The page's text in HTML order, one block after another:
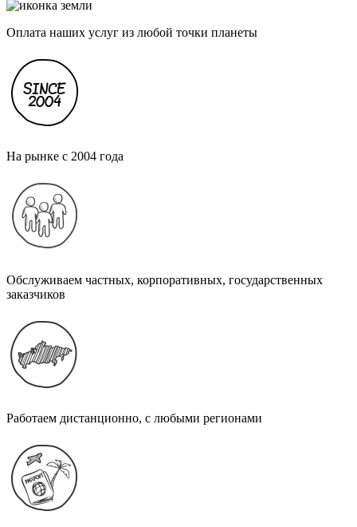
Оплата наших услуг из любой точки планеты
На рынке с 2004 года
Обслуживаем частных, корпоративных, государственных
заказчиков
Работаем дистанционно, с любыми регионами